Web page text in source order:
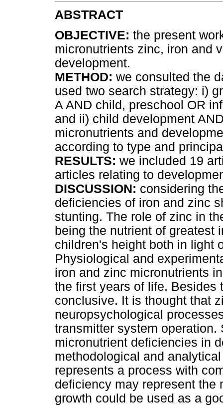
ABSTRACT
OBJECTIVE: the present
micronutrients zinc, iron and
development.
METHOD: we consulted the
used two search strategy: i)
A AND child, preschool OR
and ii) child development
micronutrients and
according to type and
RESULTS: we included 19
articles relating to
DISCUSSION: considering
deficiencies of iron and zinc
stunting. The role of zinc in
being the nutrient of greatest
children's height both in light
Physiological and
iron and zinc micronutrients
the first years of life. Besides
conclusive. It is thought that
neuropsychological
transmitter system
micronutrient deficiencies in
methodological and
represents a process with
deficiency may represent the
growth could be used as a